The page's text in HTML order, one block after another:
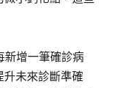
新增一筆確診病
未來診斷準確